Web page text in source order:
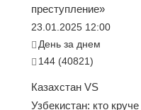
преступление»
23.01.2025 12:00
День за днем
144 (40821)
Казахстан VS
Узбекистан: кто круче